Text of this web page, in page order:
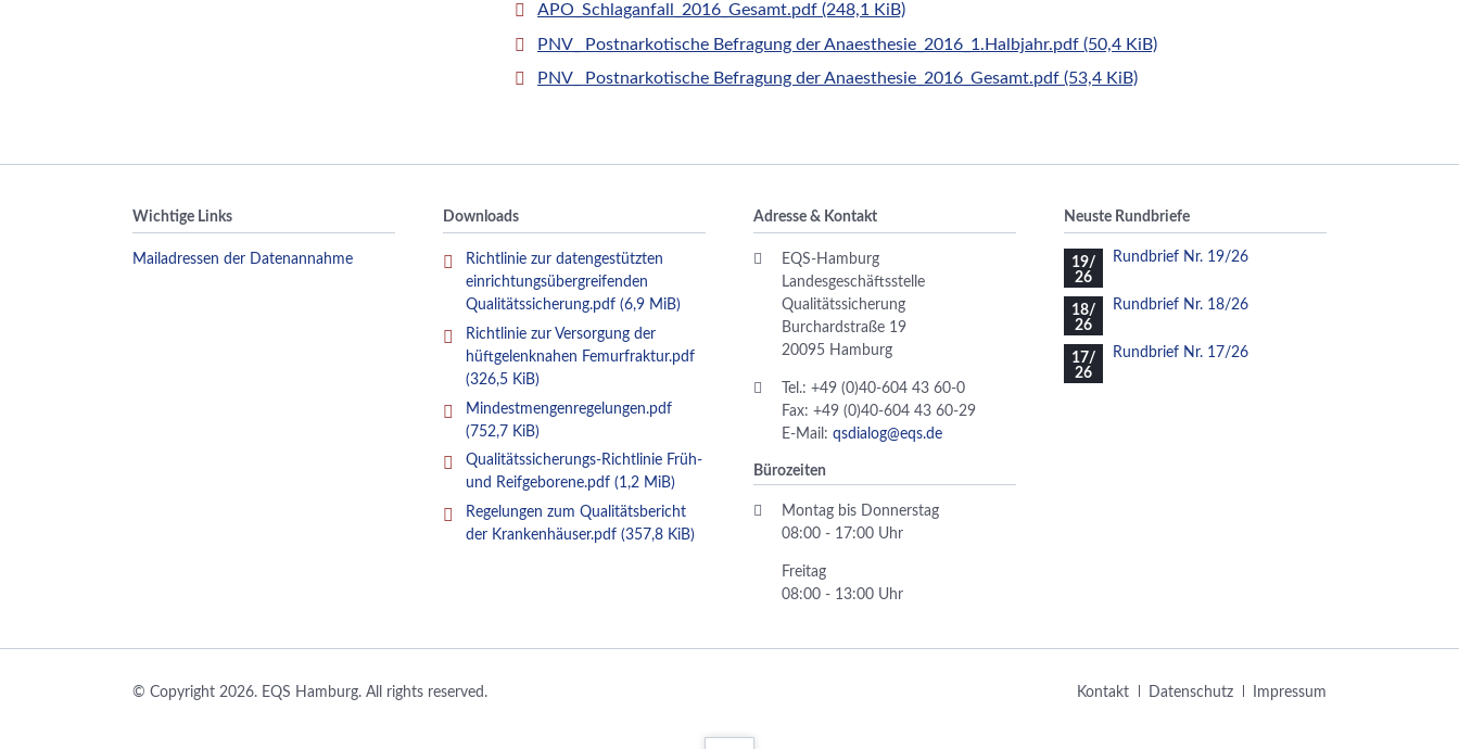
APO_Schlaganfall_2016_Gesamt.pdf (248,1 KiB)
PNV_ Postnarkotische Befragung der Anaesthesie_2016_1.Halbjahr.pdf (50,4 KiB)
PNV_ Postnarkotische Befragung der Anaesthesie_2016_Gesamt.pdf (53,4 KiB)
Wichtige Links
Mailadressen der Datenannahme
Downloads
Richtlinie zur datengestützten
einrichtungsübergreifenden
Qualitätssicherung.pdf (6,9 MiB)
Richtlinie zur Versorgung der
hüftgelenknahen Femurfraktur.pdf
(326,5 KiB)
Mindestmengenregelungen.pdf
(752,7 KiB)
Qualitätssicherungs-Richtlinie Früh-
und Reifgeborene.pdf (1,2 MiB)
Regelungen zum Qualitätsbericht
der Krankenhäuser.pdf (357,8 KiB)
Adresse & Kontakt
EQS-Hamburg
Landesgeschäftsstelle
Qualitätssicherung
Burchardstraße 19
20095 Hamburg
Tel.: +49 (0)40-604 43 60-0
Fax: +49 (0)40-604 43 60-29
E-Mail:qsdialog@eqs.de
Bürozeiten
Montag bis Donnerstag
08:00 - 17:00 Uhr
Freitag
08:00 - 13:00 Uhr
Neuste Rundbriefe
19/
26
Rundbrief Nr. 19/26
18/
26
Rundbrief Nr. 18/26
17/
26
Rundbrief Nr. 17/26
© Copyright 2026. EQS Hamburg. All rights reserved.
Navigation
Kontakt Datenschutz Impressum